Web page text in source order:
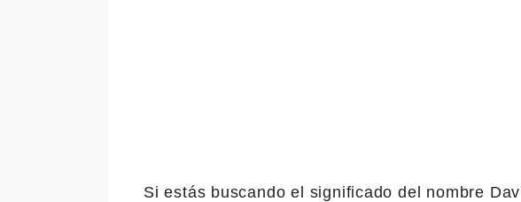
Si estás buscando el significado del nombre